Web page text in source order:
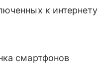
к интернету
смартфонов